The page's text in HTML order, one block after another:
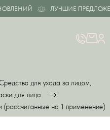
ЛУЧШИЕ
для ухода за лицом,
для лица
на 1 применение)